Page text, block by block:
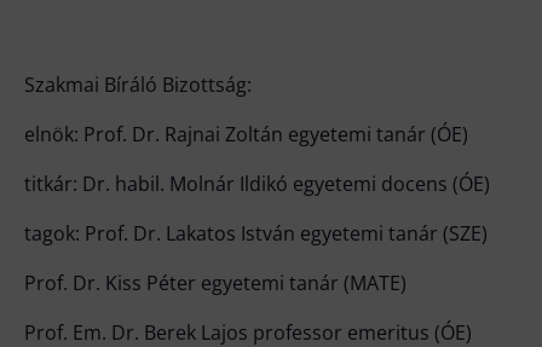
Szakmai Bíráló Bizottság:
elnök: Prof. Dr. Rajnai Zoltán egyetemi tanár (ÓE)
titkár: Dr. habil. Molnár Ildikó egyetemi docens (ÓE)
tagok: Prof. Dr. Lakatos István egyetemi tanár (SZE)
Prof. Dr. Kiss Péter egyetemi tanár (MATE)
Prof. Em. Dr. Berek Lajos professor emeritus (ÓE)